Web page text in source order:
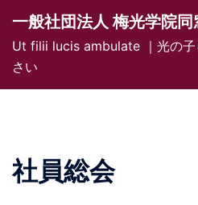
ツ
ッ
一般社団法人 梅光学院同
Ut filii lucis ambulate ｜光の子
さい
社員総会